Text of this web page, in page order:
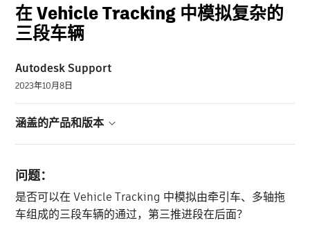
在 Vehicle Tracking 中模拟复杂的
三段车辆
Autodesk Support
2023年10月8日
涵盖的产品和版本
问题：
是否可以在 Vehicle Tracking 中模拟由牵引车、多轴拖
车组成的三段车辆的通过，第三推进段在后面？